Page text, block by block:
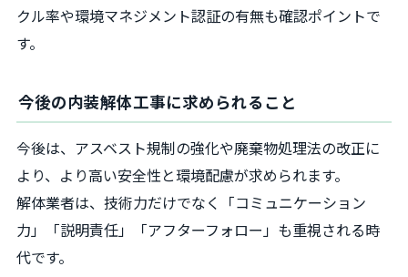
クル率や環境マネジメント認証の有無も確認ポイントで
す。
今後の内装解体工事に求められること
今後は、アスベスト規制の強化や廃棄物処理法の改正に
より、より高い安全性と環境配慮が求められます。
解体業者は、技術力だけでなく「コミュニケーション
力」「説明責任」「アフターフォロー」も重視される時
代です。